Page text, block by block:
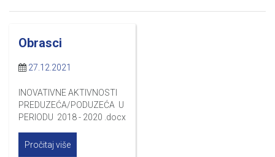
Obrasci
27.12.2021
INOVATIVNE AKTIVNOSTI
PREDUZEĆA/PODUZEĆA U
PERIODU 2018 - 2020 .docx
Pročitaj više